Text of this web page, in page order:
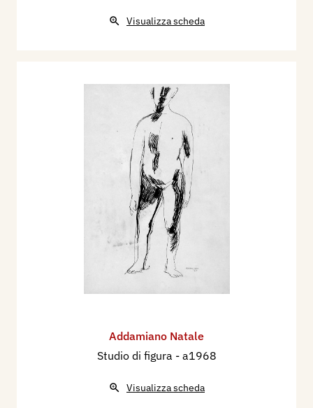
Visualizza scheda
Addamiano Natale
Studio di figura - a1968
Visualizza scheda